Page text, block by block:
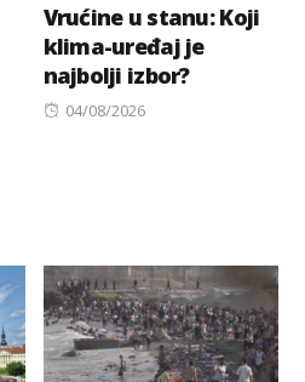
Vrućine u stanu: Koji
klima-uređaj je
najbolji izbor?
Posted
04/08/2026